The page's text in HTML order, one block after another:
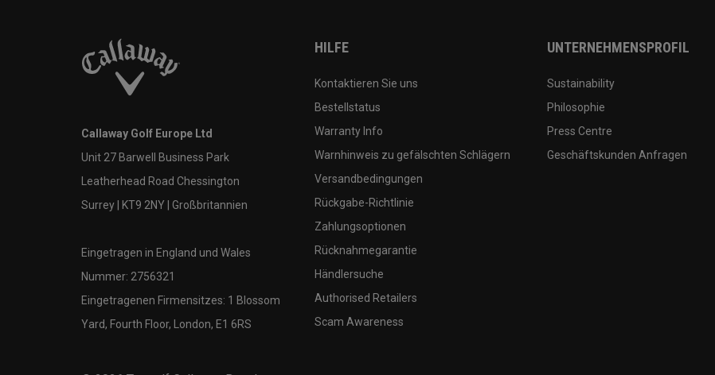
Callaway Golf Europe Ltd
Unit 27 Barwell Business Park
Leatherhead Road Chessington
Surrey | KT9 2NY | Großbritannien
Eingetragen in England und Wales
Nummer: 2756321
Eingetragenen Firmensitzes: 1 Blossom
Yard, Fourth Floor, London, E1 6RS
HILFE
Kontaktieren Sie uns
Bestellstatus
Warranty Info
Warnhinweis zu gefälschten Schlägern
Versandbedingungen
Rückgabe-Richtlinie
Zahlungsoptionen
Rücknahmegarantie
Händlersuche
Authorised Retailers
Scam Awareness
UNTERNEHMENSPROFIL
Sustainability
Philosophie
Press Centre
Geschäftskunden Anfragen